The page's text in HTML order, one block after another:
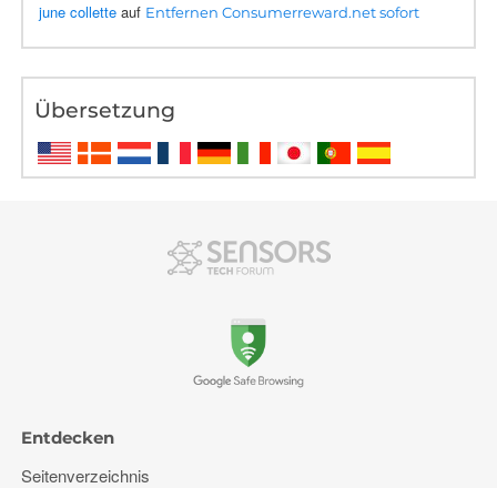
june collette auf Entfernen Consumerreward.net sofort
Übersetzung
Entdecken
Seitenverzeichnis